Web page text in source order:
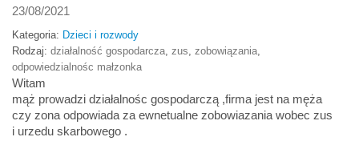
23/08/2021
Kategoria: Dzieci i rozwody
Rodzaj: działalność gospodarcza zus zobowiązania
odpowiedzialnośc małzonka
Witam
mąż prowadzi działalnośc gospodarczą ,firma jest na męża
czy zona odpowiada za ewnetualne zobowiazania wobec zus
i urzedu skarbowego .